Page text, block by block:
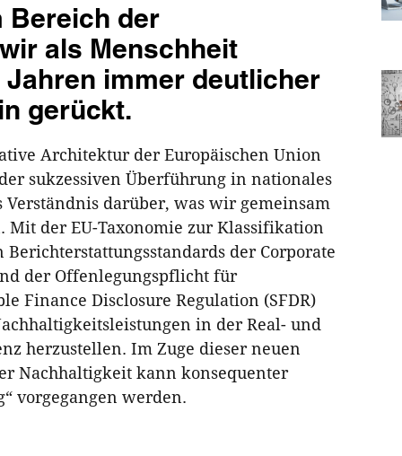
Bereich der
als Menschheit
immer deutlicher
gerückt.
Architektur der Europäischen Union
sukzessiven Überführung in nationales
darüber, was wir gemeinsam
der EU-Taxonomie zur Klassifikation
der Corporate
der Offenlegungspflicht für
Finance Disclosure Regulation (SFDR)
in der Real- und
herzustellen. Im Zuge dieser neuen
Nachhaltigkeit kann konsequenter
vorgegangen werden.